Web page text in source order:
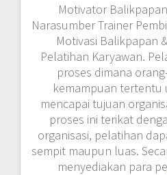
Motivator
Narasumber Trainer
Motivasi Balikpapan
Pelatihan Karyawan.
proses dimana
kemampuan tertentu
mencapai tujuan
proses ini terikat
organisasi, pelatihan
sempit maupun luas.
menyediakan para